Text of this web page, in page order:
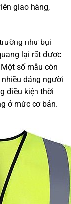
giao hàng,
như bụi
lại rất được
số mẫu còn
dáng người
điều kiện thời
ở mức cơ bản.